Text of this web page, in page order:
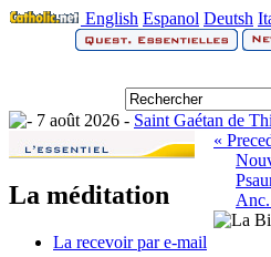
English Espanol Deutsh
7 août 2026 - Saint Gaétan de
La méditation
La recevoir par e-mail
«